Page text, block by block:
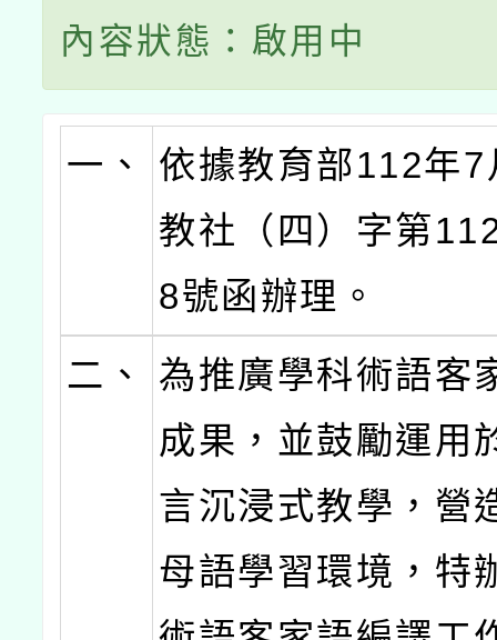
內容狀態：啟用中
一、
依據教育部112年
教社（四）字第
8號函辦理。
二、
為推廣學科術語客
成果，並鼓勵運用
言沉浸式教學，營
母語學習環境，特